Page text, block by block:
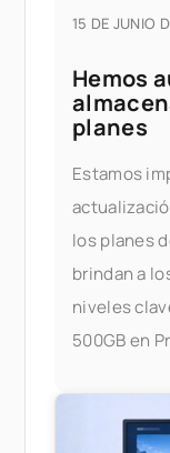
15 DE JUNIO
Hemos
planes
Estamos
los planes
brindan a
niveles
500GB en
archivos —